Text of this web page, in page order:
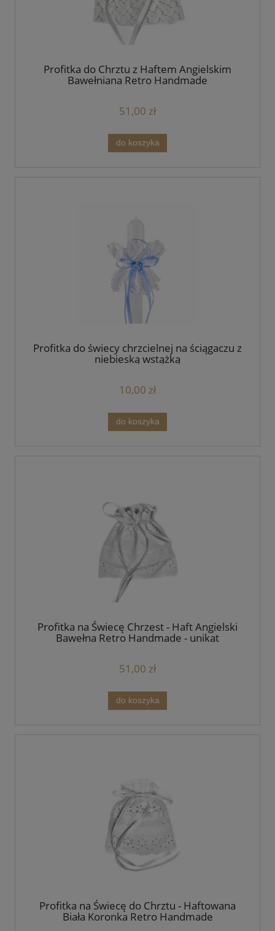
Profitka do Chrztu z Haftem Angielskim
Bawełniana Retro Handmade
51,00 zł
do koszyka
Profitka do świecy chrzcielnej na ściągaczu z
niebieską wstążką
10,00 zł
do koszyka
Profitka na Świecę Chrzest - Haft Angielski
Bawełna Retro Handmade - unikat
51,00 zł
do koszyka
Profitka na Świecę do Chrztu - Haftowana
Biała Koronka Retro Handmade